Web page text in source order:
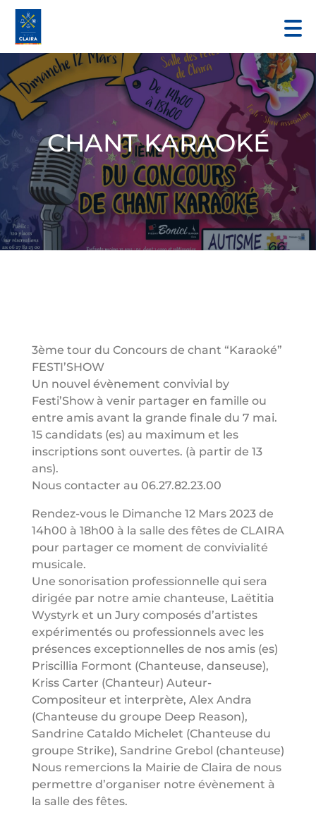
CHANT KARAOKÉ
3ème tour du Concours de chant “Karaoké”
FESTI’SHOW
Un nouvel évènement convivial by
Festi’Show à venir partager en famille ou
entre amis avant la grande finale du 7 mai.
15 candidats (es) au maximum et les
inscriptions sont ouvertes. (à partir de 13
ans).
Nous contacter au 06.27.82.23.00
Rendez-vous le Dimanche 12 Mars 2023 de
14h00 à 18h00 à la salle des fêtes de CLAIRA
pour partager ce moment de convivialité
musicale.
Une sonorisation professionnelle qui sera
dirigée par notre amie chanteuse, Laëtitia
Wystyrk et un Jury composés d’artistes
expérimentés ou professionnels avec les
présences exceptionnelles de nos amis (es)
Priscillia Formont (Chanteuse, danseuse),
Kriss Carter (Chanteur) Auteur-
Compositeur et interprète, Alex Andra
(Chanteuse du groupe Deep Reason),
Sandrine Cataldo Michelet (Chanteuse du
groupe Strike), Sandrine Grebol (chanteuse)
Nous remercions la Mairie de Claira de nous
permettre d’organiser notre évènement à
la salle des fêtes.